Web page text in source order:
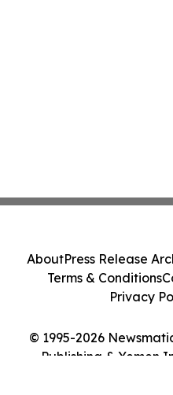
© 1995-2026
Publishing & Yemen
AboutPress Release
Terms & Conditions
Privacy